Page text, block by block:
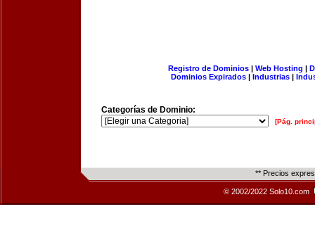
Registro de Dominios| Web Hosting |
Dominios Expirados | Industrias |
Categorías de Dominio:
[Pág.
** Precios
© 2002/2022 Solo10.com